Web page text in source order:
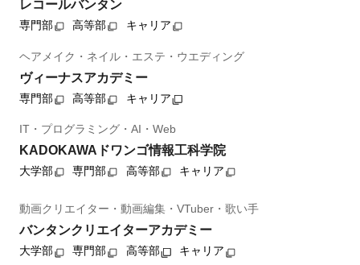
レコールバンタン
専門部 高等部 キャリア
ヘアメイク・ネイル・エステ・ウエディング
ヴィーナスアカデミー
専門部 高等部 キャリア
IT・プログラミング・AI・Web
KADOKAWAドワンゴ情報工科学院
大学部 専門部 高等部 キャリア
動画クリエイター・動画編集・VTuber・歌い手
バンタンクリエイターアカデミー
大学部 専門部 高等部 キャリア